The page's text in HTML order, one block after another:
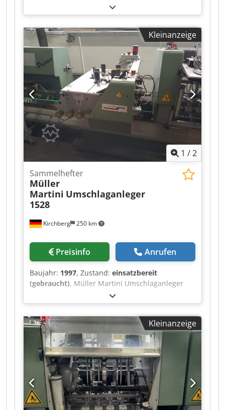
mit Robatech Hotmelt Concept B 5/2 Baujahr
2006 für Müller Martini Tempo Sammelhefter.
Chsdpfx Ahexfwvqs Roa Guter Zustand
Kleinanzeige
1 /2
Kirchberg 250 km
Sammelhefter
Müller
Martini Umschlaganleger
1528
Preisinfo Anrufen
Baujahr: 1997, Zustand: einsatzbereit
(gebraucht), Müller Martini Umschlaganleger
1528, Baujahr 1997 Chedpfswvmqbex Ah Rja
Kleinanzeige